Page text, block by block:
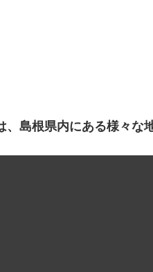
、島根県内にある様々な